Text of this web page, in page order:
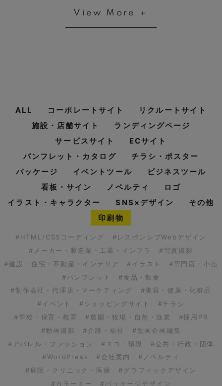
View More ＋
ALL コーポレートサイト
リクルートサイト
施設・店舗サイト
ランディングページ
サービスサイト
ECサイト
パンフレット・カタログ
チラシ・ポスター
パッケージ
イベントツール
ビジネスツール
看板・サイン
ノベルティ
ロゴ
イラスト・キャラクター
SNS×デザイン
その他
印刷物
#HTML/CSSコーディング
#レスポンシブWebデザイン
#メーカー・製造業・工業・インフラ
#写真撮影
#建設・住宅・不動産・インテリア
#イラスト
#専門店・小売
#パンフレット
#食品・飲食
#制作会社・代理店・マーケティング
#美容・健康・化粧品
#イベント
#ショッピングサイト
#チラシ
#学校・保育・教育
#農園・牧場・自然・漁業
#採用PR
#動画撮影
#介護・福祉
#動画企画編集
#アパレル・ファッション
#エコ・環境
#公共・行政・団体
#WordPress
#会社案内
#ノベルティ
#病院・クリニック・医療
#グラフィックデザイン
#カラーミー
#パッケージデザイン